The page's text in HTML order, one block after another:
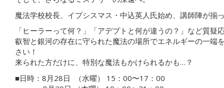
魔法学校校長、イプシスマス・中込英人氏始め、講師陣が揃
「ヒーラーって何？」「アデプトと何が違うの？」など質疑
叡智と銀河の存在に守られた魔法の場所でエネルギーの一端
さい！
来られた方だけに、特別な魔法もかけられるかも…？
■日時：8月28日 （水曜） 15：00〜17：00